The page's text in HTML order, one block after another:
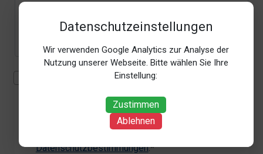
Datenschutzeinstellungen
Wir verwenden Google Analytics zur Analyse der
Nutzung unserer Webseite. Bitte wählen Sie Ihre
Einstellung:
Zustimmen
Ablehnen
Mit der Erhebung, Verarbeitung und Nutzung meiner
Uhrzeit der Bewertungsabgabe, Referrer-URL) zum
Zweck der Bewertung erkläre ich mich
Datenschutzbestimmungen.*